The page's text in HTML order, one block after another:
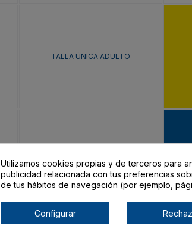
TALLA ÚNICA ADULTO
TALLA ÚNICA ADULTO
Utilizamos cookies propias y de terceros para
publicidad relacionada con tus preferencias
de tus hábitos de navegación (por ejemplo,
Configurar